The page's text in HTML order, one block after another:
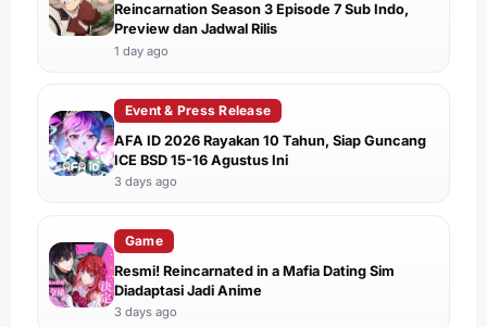
Reincarnation Season 3 Episode 7 Sub Indo,
Preview dan Jadwal Rilis
1 day ago
Event & Press Release
AFA ID 2026 Rayakan 10 Tahun, Siap Guncang
ICE BSD 15-16 Agustus Ini
3 days ago
Game
Resmi! Reincarnated in a Mafia Dating Sim
Diadaptasi Jadi Anime
3 days ago